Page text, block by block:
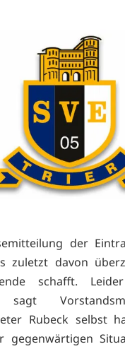
der
zuletzt davon
schafft.
sagt
Rubeck selbst
gegenwärtigen